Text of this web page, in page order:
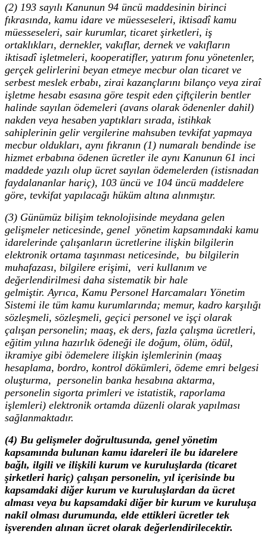
(2) 193 sayılı Kanunun 94 üncü maddesinin birinci
fıkrasında, kamu idare ve müesseseleri, iktisadî kamu
müesseseleri, sair kurumlar, ticaret şirketleri, iş
ortaklıkları, dernekler, vakıflar, dernek ve vakıfların
iktisadî işletmeleri, kooperatifler, yatırım fonu yönetenler,
gerçek gelirlerini beyan etmeye mecbur olan ticaret ve
serbest meslek erbabı, zirai kazançlarını bilanço veya ziraî
işletme hesabı esasına göre tespit eden çiftçilerin bentler
halinde sayılan ödemeleri (avans olarak ödenenler dahil)
nakden veya hesaben yaptıkları sırada, istihkak
sahiplerinin gelir vergilerine mahsuben tevkifat yapmaya
mecbur oldukları, aynı fıkranın (1) numaralı bendinde ise
hizmet erbabına ödenen ücretler ile aynı Kanunun 61 inci
maddede yazılı olup ücret sayılan ödemelerden (istisnadan
faydalananlar hariç), 103 üncü ve 104 üncü maddelere
göre, tevkifat yapılacağı hüküm altına alınmıştır.
(3) Günümüz bilişim teknolojisinde meydana gelen
gelişmeler neticesinde, genel yönetim kapsamındaki kamu
idarelerinde çalışanların ücretlerine ilişkin bilgilerin
elektronik ortama taşınması neticesinde, bu bilgilerin
muhafazası, bilgilere erişimi, veri kullanım ve
değerlendirilmesi daha sistematik bir hale
gelmiştir. Ayrıca, Kamu Personel Harcamaları Yönetim
Sistemi ile tüm kamu kurumlarında; memur, kadro karşılığı
sözleşmeli, sözleşmeli, geçici personel ve işçi olarak
çalışan personelin; maaş, ek ders, fazla çalışma ücretleri,
eğitim yılına hazırlık ödeneği ile doğum, ölüm, ödül,
ikramiye gibi ödemelere ilişkin işlemlerinin (maaş
hesaplama, bordro, kontrol dökümleri, ödeme emri belgesi
oluşturma, personelin banka hesabına aktarma,
personelin sigorta primleri ve istatistik, raporlama
işlemleri) elektronik ortamda düzenli olarak yapılması
sağlanmaktadır.
(4) Bu gelişmeler doğrultusunda, genel yönetim
kapsamında bulunan kamu idareleri ile bu idarelere
bağlı, ilgili ve ilişkili kurum ve kuruluşlarda (ticaret
şirketleri hariç) çalışan personelin, yıl içerisinde bu
kapsamdaki diğer kurum ve kuruluşlardan da ücret
alması veya bu kapsamdaki diğer bir kurum ve kuruluşa
nakil olması durumunda, elde ettikleri ücretler tek
işverenden alınan ücret olarak değerlendirilecektir.